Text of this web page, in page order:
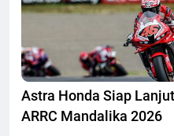
Astra Honda Siap
ARRC Mandalika 2026